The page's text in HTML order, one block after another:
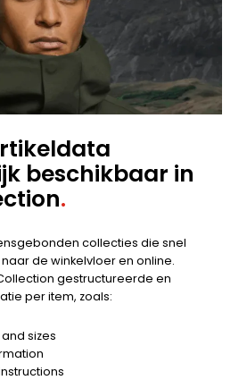
beschikbaar in
.
collecties die snel
de winkelvloer en online.
gestructureerde en
per item, zoals:
sizes